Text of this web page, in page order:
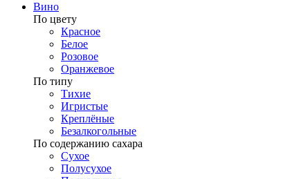
Вино
По цвету
Красное
Белое
Розовое
Оранжевое
По типу
Тихие
Игристые
Креплёные
Безалкогольные
По содержанию сахара
Сухое
Полусухое